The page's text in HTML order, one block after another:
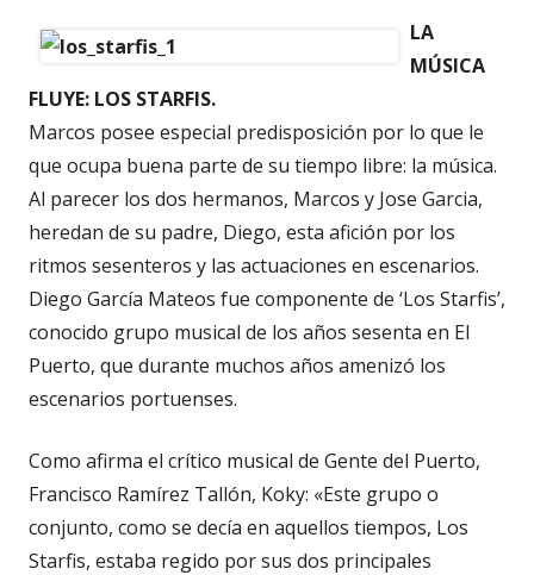
LA
MÚSICA
FLUYE: LOS STARFIS.
Marcos posee especial predisposición por lo que le
que ocupa buena parte de su tiempo libre: la música.
Al parecer los dos hermanos, Marcos y Jose Garcia,
heredan de su padre, Diego, esta afición por los
ritmos sesenteros y las actuaciones en escenarios.
Diego García Mateos fue componente de ‘Los Starfis’,
conocido grupo musical de los años sesenta en El
Puerto, que durante muchos años amenizó los
escenarios portuenses.
Como afirma el crítico musical de Gente del Puerto,
Francisco Ramírez Tallón, Koky: «Este grupo o
conjunto, como se decía en aquellos tiempos, Los
Starfis, estaba regido por sus dos principales